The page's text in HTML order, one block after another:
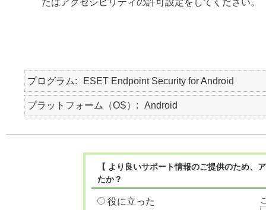
たはアクセシビリティの許可設定をしてください。
プログラム ESET Endpoint Security for Android
プラットフォーム（OS） Android
【 より良いサポート情報のご提供のため
たか？
役に立った